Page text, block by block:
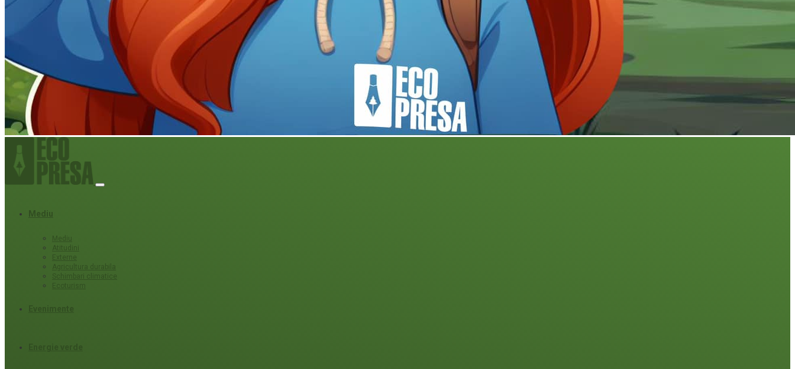
Mediu
Mediu
Atitudini
Externe
Agricultura durabila
Schimbari climatice
Ecoturism